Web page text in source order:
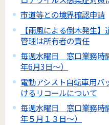
市道等との境界確認申請
【雨風による倒木発生
管理は所有者の責任
毎週水曜日 窓口業務時
年6月3日～）
電動アシスト自転車用バ
けるリコールについて
毎週水曜日 窓口業務時
年５月１３日～）